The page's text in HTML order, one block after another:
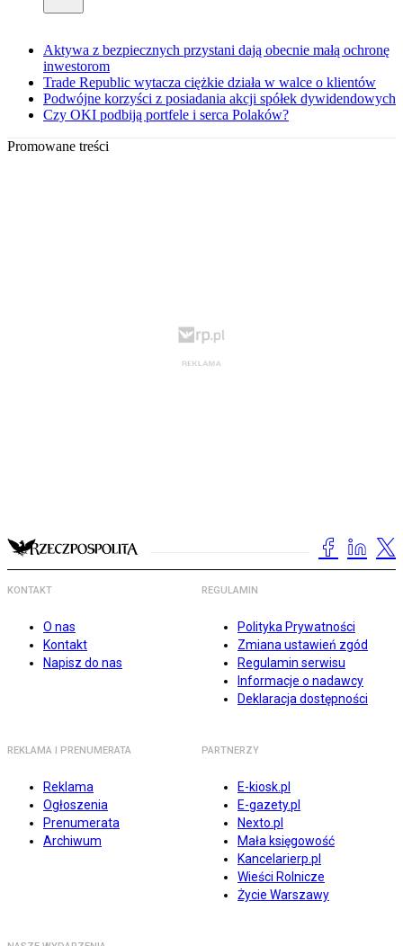
Aktywa z bezpiecznych przystani dają obecnie małą ochronę
inwestorom
Trade Republic wytacza ciężkie działa w walce o klientów
Podwójne korzyści z posiadania akcji spółek dywidendowych
Czy OKI podbiją portfele i serca Polaków?
Promowane treści
KONTAKT
O nas
Kontakt
Napisz do nas
REGULAMIN
Polityka Prywatności
Zmiana ustawień zgód
Regulamin serwisu
Informacje o nadawcy
Deklaracja dostępności
REKLAMA I PRENUMERATA
Reklama
Ogłoszenia
Prenumerata
Archiwum
PARTNERZY
E-kiosk.pl
E-gazety.pl
Nexto.pl
Mała księgowość
Kancelarierp.pl
Wieści Rolnicze
Życie Warszawy